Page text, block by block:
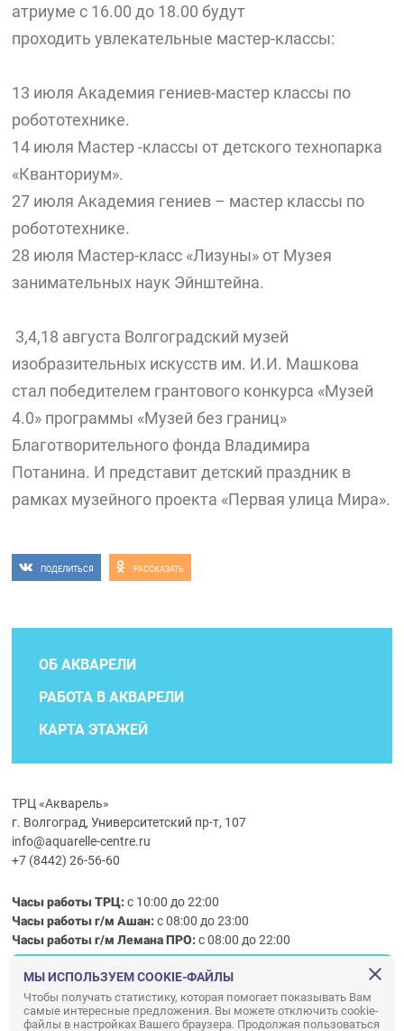
атриуме с 16.00 до 18.00 будут
проходить увлекательные мастер-классы:
13 июля Академия гениев-мастер классы по
робототехнике.
14 июля Мастер -классы от детского технопарка
«Кванториум».
27 июля Академия гениев – мастер классы по
робототехнике.
28 июля Мастер-класс «Лизуны» от Музея
занимательных наук Эйнштейна.
3,4,18 августа Волгоградский музей
изобразительных искусств им. И.И. Машкова
стал победителем грантового конкурса «Музей
4.0» программы «Музей без границ»
Благотворительного фонда Владимира
Потанина. И представит детский праздник в
рамках музейного проекта «Первая улица Мира».
ПОДЕЛИТЬСЯ РАССКАЗАТЬ
ОБ АКВАРЕЛИ
РАБОТА В АКВАРЕЛИ
КАРТА ЭТАЖЕЙ
ТРЦ «Акварель»
г. Волгоград, Университетский пр-т, 107
info@aquarelle-centre.ru
+7 (8442) 26-56-60
Часы работы ТРЦ:с 10:00 до 22:00
Часы работы г/м Ашан:с 08:00 до 23:00
Часы работыг/мЛемана ПРО:с 08:00 до 22:00
Правила посещения ТРЦ «Акварель»
ООО «АКВАРЕЛЬ»
МЫ ИСПОЛЬЗУЕМ COOKIE-ФАЙЛЫ
Чтобы получать статистику, которая помогает показывать Вам
самые интересные предложения. Вы можете отключить cookie-
файлы в настройках Вашего браузера. Продолжая пользоваться